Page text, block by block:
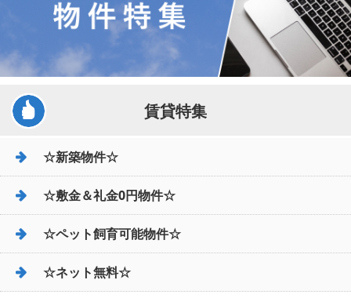
賃貸特集
☆新築物件☆
☆敷金＆礼金0円物件☆
☆ペット飼育可能物件☆
☆ネット無料☆